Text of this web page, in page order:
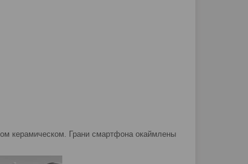
керамическом. Грани смартфона окаймлены